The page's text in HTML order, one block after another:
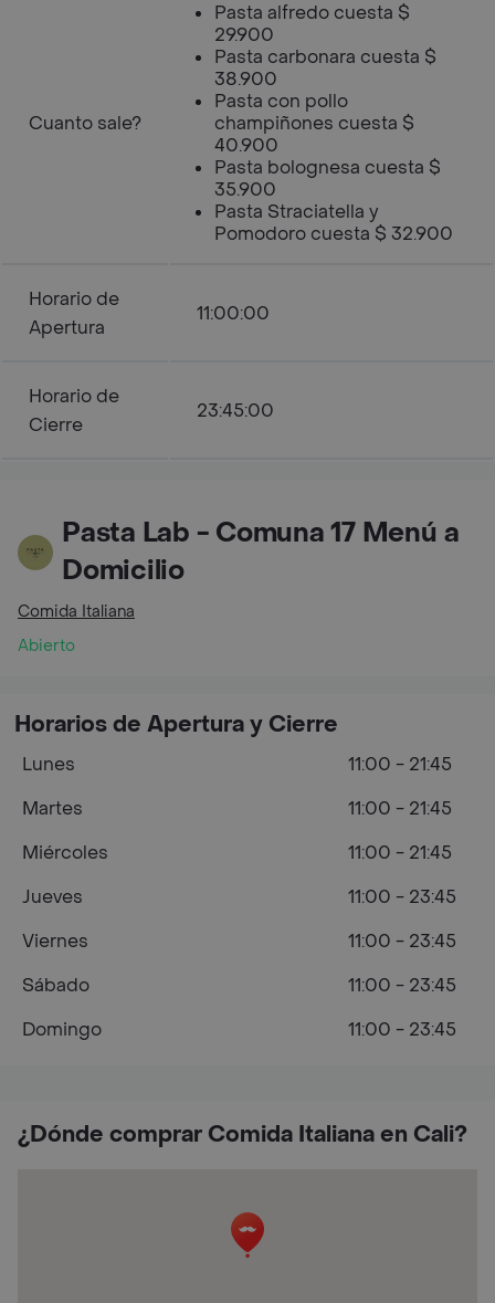
Cuanto sale?
Pasta alfredo cuesta $
29.900
Pasta carbonara cuesta $
38.900
Pasta con pollo
champiñones cuesta $
40.900
Pasta bolognesa cuesta $
35.900
Pasta Straciatella y
Pomodoro cuesta $ 32.900
Horario de
Apertura
11:00:00
Horario de
Cierre
23:45:00
Pasta Lab - Comuna 17 Menú a
Domicilio
Comida Italiana
Abierto
¿Dónde comprar Comida Italiana en Cali?
Horarios de Apertura y Cierre
Lunes
11:00 - 21:45
Martes
11:00 - 21:45
Miércoles
11:00 - 21:45
Jueves
11:00 - 23:45
Viernes
11:00 - 23:45
Sábado
11:00 - 23:45
Domingo
11:00 - 23:45